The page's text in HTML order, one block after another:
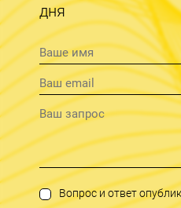
дня
Вопрос и ответ